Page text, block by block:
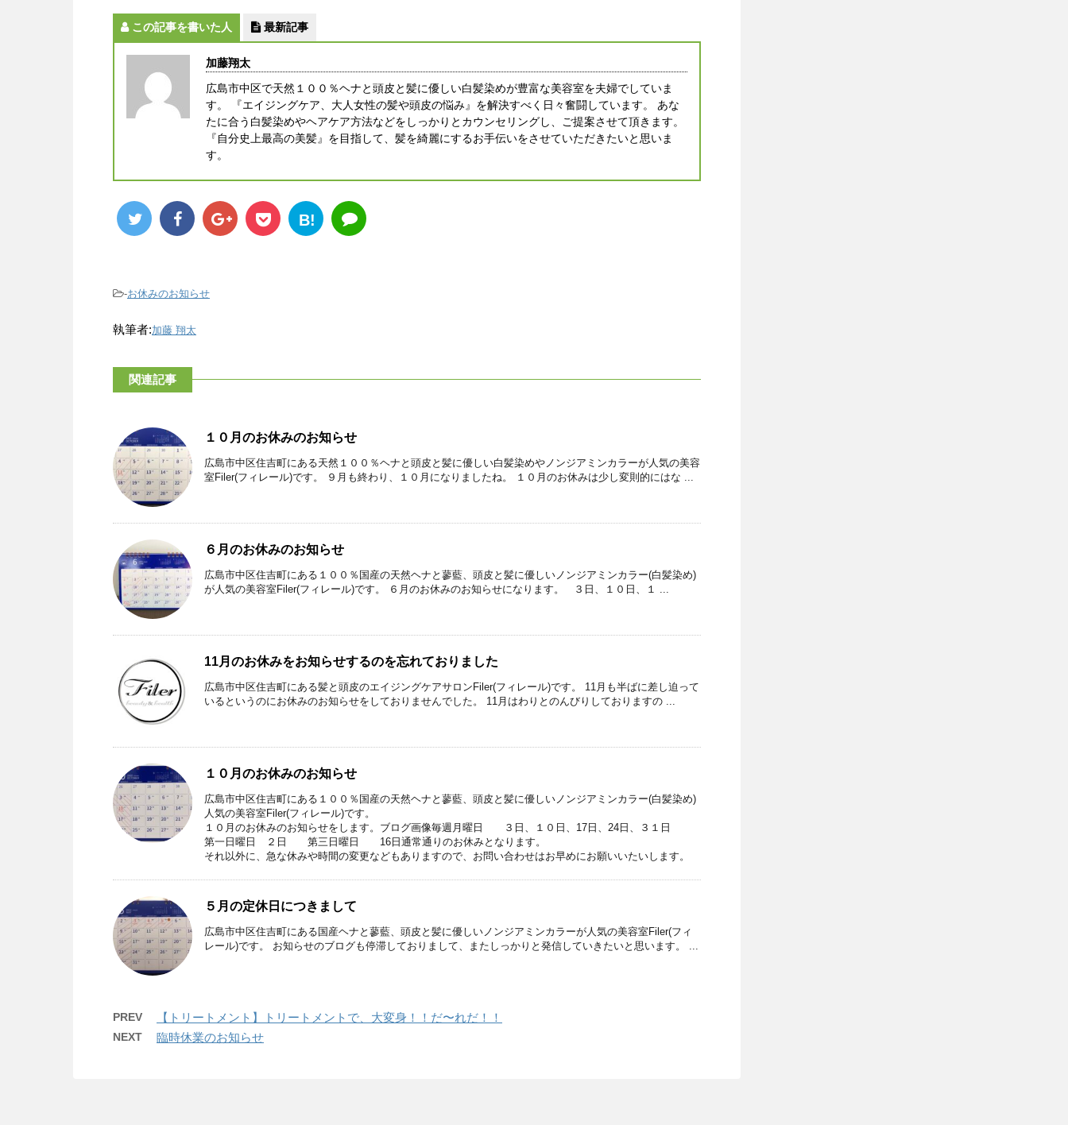
この記事を書いた人 最新記事
加藤翔太
広島市中区で天然１００％ヘナと頭皮と髪に優しい白髪染めが豊富な美容室を夫婦でしていま
す。 『エイジングケア、大人女性の髪や頭皮の悩み』を解決すべく日々奮闘しています。 あな
たに合う白髪染めやヘアケア方法などをしっかりとカウンセリングし、ご提案させて頂きます。
『自分史上最高の美髪』を目指して、髪を綺麗にするお手伝いをさせていただきたいと思いま
す。
B!
-お休みのお知らせ
執筆者:加藤 翔太
関連記事
１０月のお休みのお知らせ
広島市中区住吉町にある天然１００％ヘナと頭皮と髪に優しい白髪染めやノンジアミンカラーが人気の美容
室Filer(フィレール)です。 ９月も終わり、１０月になりましたね。 １０月のお休みは少し変則的にはな ...
６月のお休みのお知らせ
広島市中区住吉町にある１００％国産の天然ヘナと蓼藍、頭皮と髪に優しいノンジアミンカラー(白髪染め)
が人気の美容室Filer(フィレール)です。 ６月のお休みのお知らせになります。 ３日、１０日、１ ...
11月のお休みをお知らせするのを忘れておりました
広島市中区住吉町にある髪と頭皮のエイジングケアサロンFiler(フィレール)です。 11月も半ばに差し迫って
いるというのにお休みのお知らせをしておりませんでした。 11月はわりとのんびりしておりますの ...
１０月のお休みのお知らせ
広島市中区住吉町にある１００％国産の天然ヘナと蓼藍、頭皮と髪に優しいノンジアミンカラー(白髪染め)
人気の美容室Filer(フィレール)です。
１０月のお休みのお知らせをします。ブログ画像毎週月曜日 ３日、１０日、17日、24日、３１日
第一日曜日 ２日 第三日曜日 16日通常通りのお休みとなります。
それ以外に、急な休みや時間の変更などもありますので、お問い合わせはお早めにお願いいたいします。
５月の定休日につきまして
広島市中区住吉町にある国産ヘナと蓼藍、頭皮と髪に優しいノンジアミンカラーが人気の美容室Filer(フィ
レール)です。 お知らせのブログも停滞しておりまして、またしっかりと発信していきたいと思います。 ...
PREV 【トリートメント】トリートメントで、大変身！！だ〜れだ！！
NEXT 臨時休業のお知らせ